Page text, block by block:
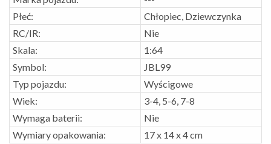
Płeć:
Chłopiec, Dziewczynka
RC/IR:
Nie
Skala:
1:64
Symbol:
JBL99
Typ pojazdu:
Wyścigowe
Wiek:
3-4, 5-6, 7-8
Wymaga baterii:
Nie
Wymiary opakowania:
17 x 14 x 4 cm